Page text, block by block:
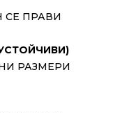
СЕ ПРАВИ
РАЗМЕРИ